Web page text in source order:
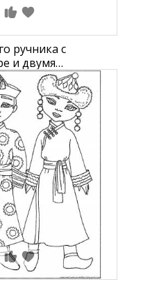
ручника с
и двумя
по бокам,
рядов
крестиков